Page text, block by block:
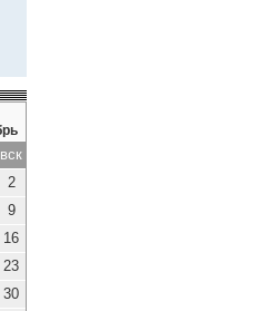
вск
2
9
16
23
30